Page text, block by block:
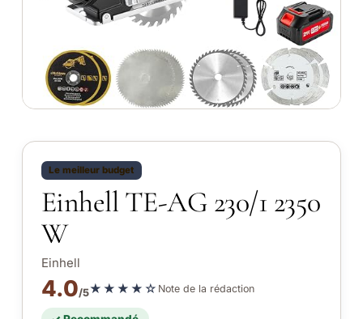
Le meilleur budget
Einhell TE-AG 230/1 2350
W
Einhell
4.0/5★★★★☆ Note de la rédaction